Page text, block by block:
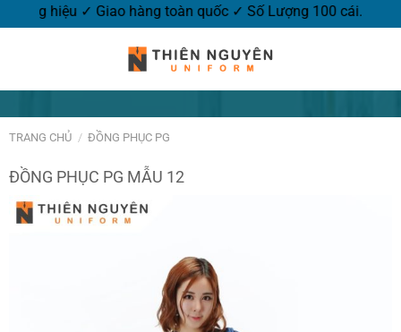
thương hiệu ✓ Giao hàng toàn quốc ✓ Số Lượng 100 cái.
TRANG CHỦ / ĐỒNG PHỤC PG
ĐỒNG PHỤC PG MẪU 12